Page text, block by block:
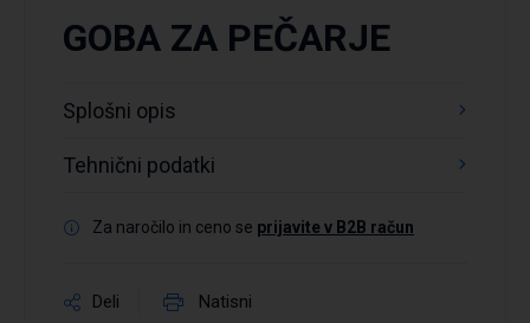
GOBA ZA PEČARJE
Splošni opis
Tehnični podatki
Za naročilo in ceno se prijavite v B2B račun
Deli Natisni